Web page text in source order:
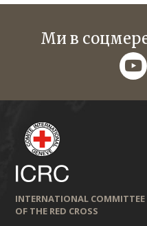
Ми в
INTERNATIONAL COMMITTEE
OF THE RED CROSS